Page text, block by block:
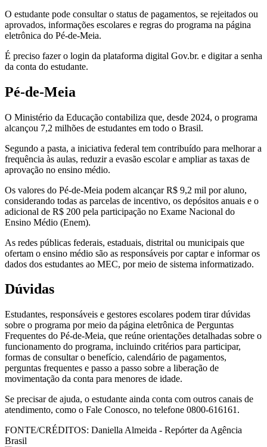
O estudante pode consultar o status de pagamentos, se rejeitados ou
aprovados, informações escolares e regras do programa na página
eletrônica do Pé-de-Meia.
É preciso fazer o login da plataforma digital Gov.br. e digitar a senha
da conta do estudante.
Pé-de-Meia
O Ministério da Educação contabiliza que, desde 2024, o programa
alcançou 7,2 milhões de estudantes em todo o Brasil.
Segundo a pasta, a iniciativa federal tem contribuído para melhorar a
frequência às aulas, reduzir a evasão escolar e ampliar as taxas de
aprovação no ensino médio.
Os valores do Pé-de-Meia podem alcançar R$ 9,2 mil por aluno,
considerando todas as parcelas de incentivo, os depósitos anuais e o
adicional de R$ 200 pela participação no Exame Nacional do
Ensino Médio (Enem).
As redes públicas federais, estaduais, distrital ou municipais que
ofertam o ensino médio são as responsáveis por captar e informar os
dados dos estudantes ao MEC, por meio de sistema informatizado.
Dúvidas
Estudantes, responsáveis e gestores escolares podem tirar dúvidas
sobre o programa por meio da página eletrônica de Perguntas
Frequentes do Pé-de-Meia, que reúne orientações detalhadas sobre o
funcionamento do programa, incluindo critérios para participar,
formas de consultar o benefício, calendário de pagamentos,
perguntas frequentes e passo a passo sobre a liberação de
movimentação da conta para menores de idade.
Se precisar de ajuda, o estudante ainda conta com outros canais de
atendimento, como o Fale Conosco, no telefone 0800-616161.
FONTE/CRÉDITOS: Daniella Almeida - Repórter da Agência
Brasil